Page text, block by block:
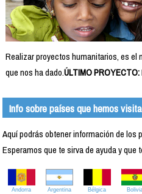
Realizar proyectos humanitarios, es el
que nos ha dado.ÚLTIMO PROYECTO:
Info sobre países que hemos
Aquí podrás obtener información de los
Esperamos que te sirva de ayuda y
Andorra Argentina Bélgica